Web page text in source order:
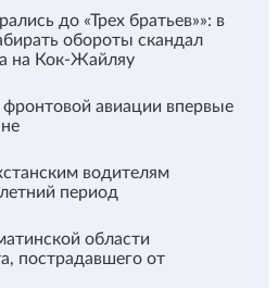
до «Трех братьев»»: в
обороты скандал
на Кок-Жайляу
авиации впервые
водителям
период
области
пострадавшего от